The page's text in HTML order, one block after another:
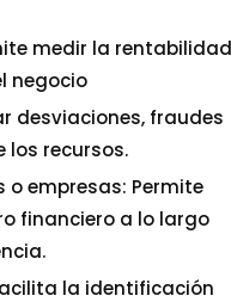
medir la
negocio
desviaciones, fraudes
los recursos.
empresas: Permite
financiero a lo largo
la identificación